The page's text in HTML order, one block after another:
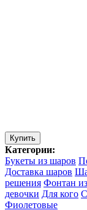
Купить
Категории:
Букеты из шаров
Доставка шаров
решения Фонтан
девочки Для кого
Фиолетовые